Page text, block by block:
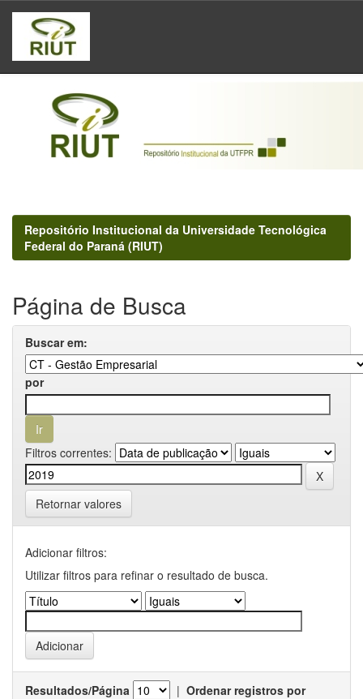
Skip
navigation
Repositório Institucional da Universidade Tecnológica
Federal do Paraná (RIUT)
Página de Busca
Buscar em:
por
Filtros correntes:
Retornar valores
Adicionar filtros:
Utilizar filtros para refinar o resultado de busca.
Resultados/Página | Ordenar registros por